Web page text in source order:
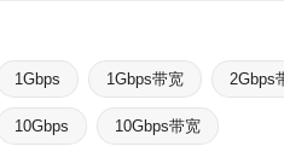
1Gbps 1Gbps带宽 2Gbps
10Gbps 10Gbps带宽